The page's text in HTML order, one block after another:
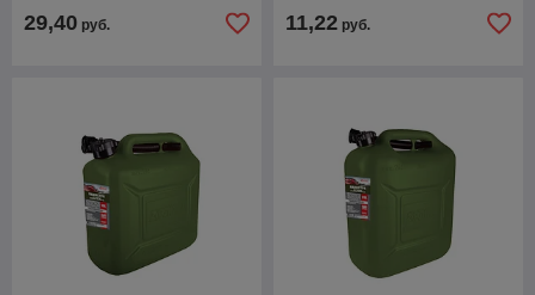
29,40 руб. 11,22 руб.